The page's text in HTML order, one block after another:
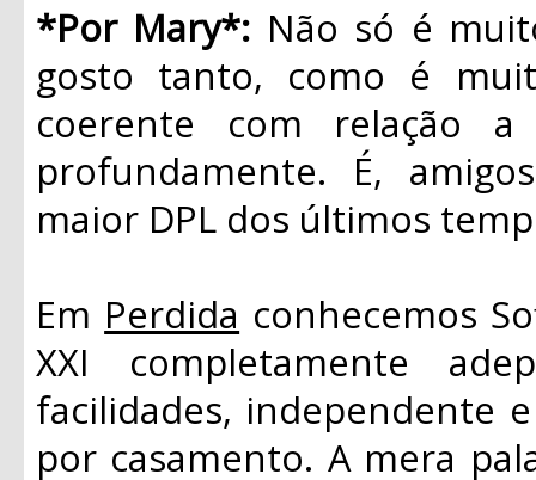
*Por Mary*: Não só é
gosto tanto, como é
coerente com relação
profundamente. É,
maior DPL dos últimos
Em Perdida conhecemos
XXI completamente
facilidades, independente
por casamento. A mera